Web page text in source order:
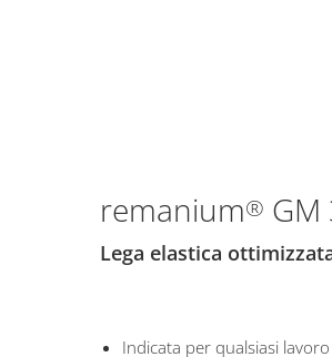
remanium® GM
Lega elastica
Indicata per qualsiasi